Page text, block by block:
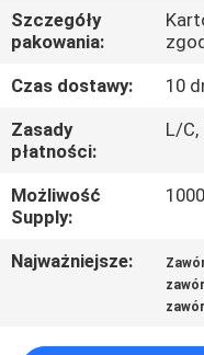
SKONTAKTUJ
SIĘ
Z
NAMI
AKTUALNOŚCI
Szczegóły
pakowania:
Czas dostawy:
10
Zasady
płatności:
L/C,
Możliwość
Supply:
Najważniejsze: